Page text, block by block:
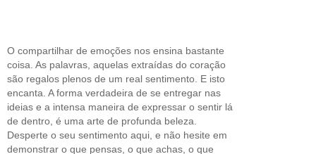
O compartilhar de emoções nos ensina bastante
coisa. As palavras, aquelas extraídas do coração
são regalos plenos de um real sentimento. E isto
encanta. A forma verdadeira de se entregar nas
ideias e a intensa maneira de expressar o sentir lá
de dentro, é uma arte de profunda beleza.
Desperte o seu sentimento aqui, e não hesite em
demonstrar o que pensas, o que achas, o que